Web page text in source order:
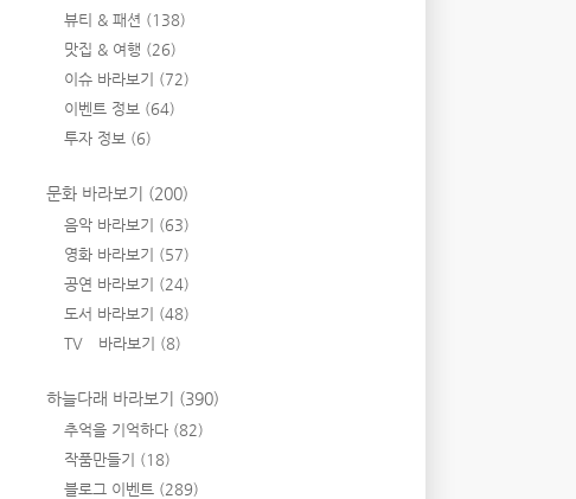
뷰티 & 패션 (138)
맛집 & 여행 (26)
이슈 바라보기 (72)
이벤트 정보 (64)
투자 정보 (6)
문화 바라보기 (200)
음악 바라보기 (63)
영화 바라보기 (57)
공연 바라보기 (24)
도서 바라보기 (48)
TV 바라보기 (8)
하늘다래 바라보기 (390)
추억을 기억하다 (82)
작품만들기 (18)
블로그 이벤트 (289)